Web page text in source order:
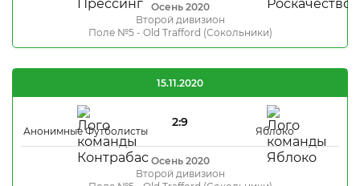
Осень 2020
Второй дивизион
Поле №5 - Old Trafford (Сокольники)
Анонимные Футболисты
2:9
Яблоко
15.11.2020
Осень 2020
Второй дивизион